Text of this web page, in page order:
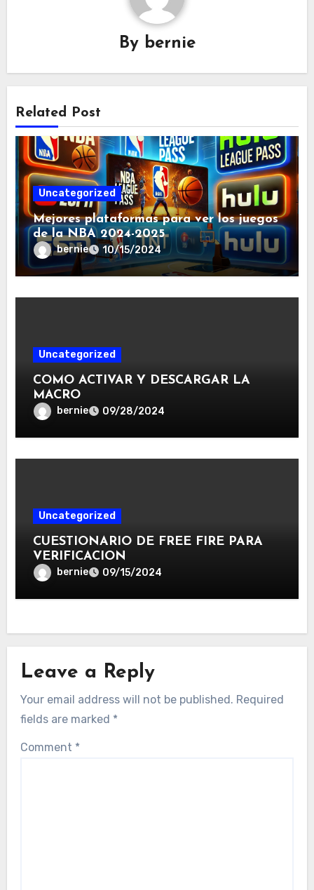
By bernie
Related Post
Uncategorized
Mejores plataformas para ver los juegos
de la NBA 2024-2025
bernie 10/15/2024
Uncategorized
COMO ACTIVAR Y DESCARGAR LA
MACRO
bernie 09/28/2024
Uncategorized
CUESTIONARIO DE FREE FIRE PARA
VERIFICACION
bernie 09/15/2024
Leave a Reply
Your email address will not be published. Required
fields are marked *
Comment *